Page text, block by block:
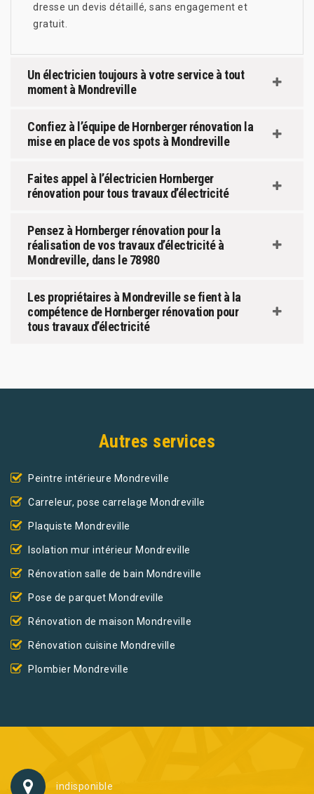
dresse un devis détaillé, sans engagement et
gratuit.
Un électricien toujours à votre service à tout
moment à Mondreville
Confiez à l’équipe de Hornberger rénovation la
mise en place de vos spots à Mondreville
Faites appel à l’électricien Hornberger
rénovation pour tous travaux d’électricité
Pensez à Hornberger rénovation pour la
réalisation de vos travaux d’électricité à
Mondreville, dans le 78980
Les propriétaires à Mondreville se fient à la
compétence de Hornberger rénovation pour
tous travaux d’électricité
Autres services
Peintre intérieure Mondreville
Carreleur, pose carrelage Mondreville
Plaquiste Mondreville
Isolation mur intérieur Mondreville
Rénovation salle de bain Mondreville
Pose de parquet Mondreville
Rénovation de maison Mondreville
Rénovation cuisine Mondreville
Plombier Mondreville
indisponible